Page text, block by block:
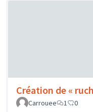
Création de «
Carrouee
1 0